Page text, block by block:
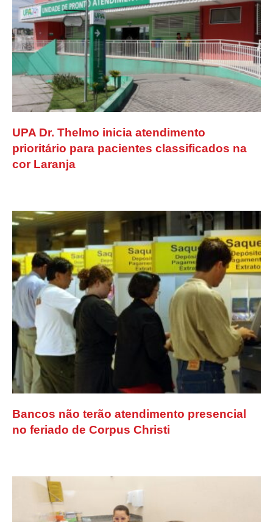
UPA Dr. Thelmo inicia atendimento
prioritário para pacientes classificados na
cor Laranja
Bancos não terão atendimento presencial
no feriado de Corpus Christi